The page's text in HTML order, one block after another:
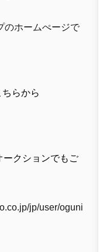
ホームぺージで
らから
ークションでもご
jp/user/oguni